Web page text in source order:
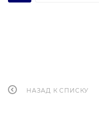
НАЗАД К СПИСКУ